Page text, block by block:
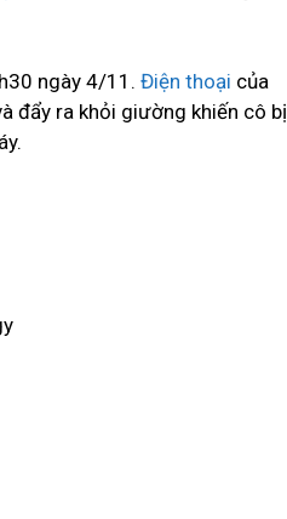
ngày 4/11. Điện thoại của
đẩy ra khỏi giường khiến cô bị